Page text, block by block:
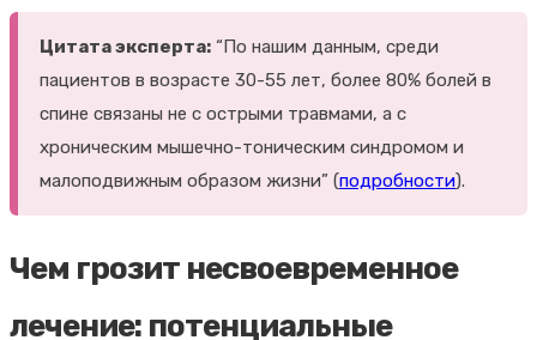
Цитата эксперта: “По нашим данным, среди
пациентов в возрасте 30-55 лет, более 80% болей в
спине связаны не с острыми травмами, а с
хроническим мышечно-тоническим синдромом и
малоподвижным образом жизни” (подробности).
Чем грозит несвоевременное
лечение: потенциальные